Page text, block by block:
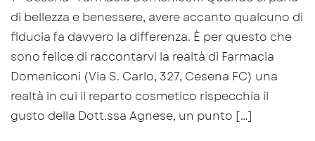
di bellezza e benessere, avere accanto qualcuno di
fiducia fa davvero la differenza. È per questo che
sono felice di raccontarvi la realtà di Farmacia
Domeniconi (Via S. Carlo, 327, Cesena FC) una
realtà in cui il reparto cosmetico rispecchia il
gusto della Dott.ssa Agnese, un punto […]